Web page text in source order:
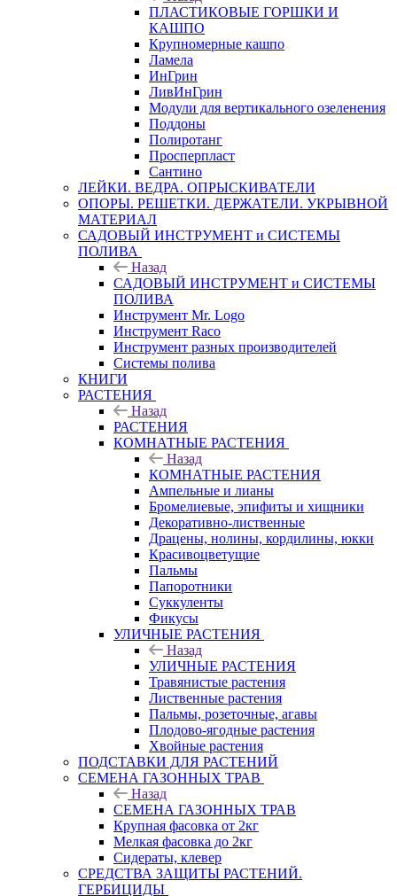
ПЛАСТИКОВЫЕ ГОРШКИ И
КАШПО
Крупномерные кашпо
Ламела
ИнГрин
ЛивИнГрин
Модули для вертикального озеленения
Поддоны
Полиротанг
Просперпласт
Сантино
ЛЕЙКИ. ВЕДРА. ОПРЫСКИВАТЕЛИ
ОПОРЫ. РЕШЕТКИ. ДЕРЖАТЕЛИ. УКРЫВНОЙ
МАТЕРИАЛ
САДОВЫЙ ИНСТРУМЕНТ и СИСТЕМЫ
ПОЛИВА
Назад
САДОВЫЙ ИНСТРУМЕНТ и СИСТЕМЫ
ПОЛИВА
Инструмент Mr. Logo
Инструмент Raco
Инструмент разных производителей
Системы полива
КНИГИ
РАСТЕНИЯ
Назад
РАСТЕНИЯ
КОМНАТНЫЕ РАСТЕНИЯ
Назад
КОМНАТНЫЕ РАСТЕНИЯ
Ампельные и лианы
Бромелиевые, эпифиты и хищники
Декоративно-лиственные
Драцены, нолины, кордилины, юкки
Красивоцветущие
Пальмы
Папоротники
Суккуленты
Фикусы
УЛИЧНЫЕ РАСТЕНИЯ
Назад
УЛИЧНЫЕ РАСТЕНИЯ
Травянистые растения
Лиственные растения
Пальмы, розеточные, агавы
Плодово-ягодные растения
Хвойные растения
ПОДСТАВКИ ДЛЯ РАСТЕНИЙ
СЕМЕНА ГАЗОННЫХ ТРАВ
Назад
СЕМЕНА ГАЗОННЫХ ТРАВ
Крупная фасовка от 2кг
Мелкая фасовка до 2кг
Сидераты, клевер
СРЕДСТВА ЗАЩИТЫ РАСТЕНИЙ.
ГЕРБИЦИДЫ